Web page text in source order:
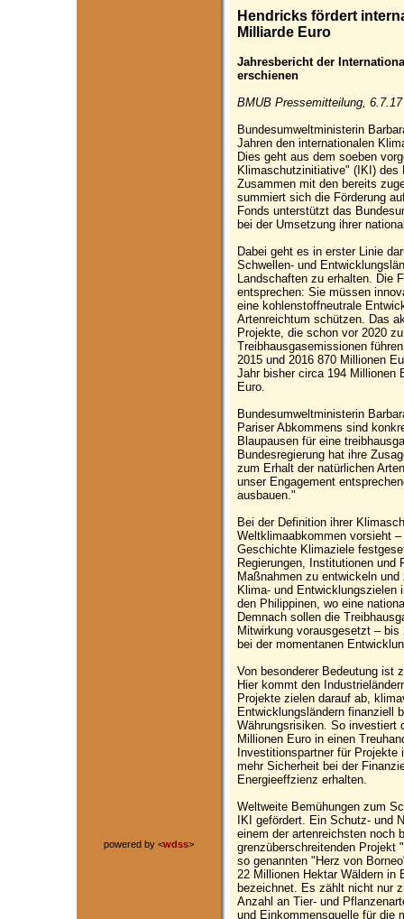
powered by <wdss>
Hendricks fördert
Milliarde Euro
Jahresbericht der
erschienen
BMUB Pressemitteilung, 6.7.17
Bundesumweltministerin
Jahren den internationalen
Dies geht aus dem soeben
Klimaschutzinitiative" (IKI) des
Zusammen mit den bereits
summiert sich die Förderung
Fonds unterstützt das
bei der Umsetzung ihrer
Dabei geht es in erster Linie
Schwellen- und
Landschaften zu erhalten. Die
entsprechen: Sie müssen
eine kohlenstoffneutrale
Artenreichtum schützen. Das
Projekte, die schon vor 2020
Treibhausgasemissionen
2015 und 2016 870 Millionen
Jahr bisher circa 194 Millionen
Euro.
Bundesumweltministerin
Pariser Abkommens sind
Blaupausen für eine
Bundesregierung hat ihre
zum Erhalt der natürlichen
unser Engagement
ausbauen."
Bei der Definition ihrer
Weltklimaabkommen vorsieht
Geschichte Klimaziele
Regierungen, Institutionen und
Maßnahmen zu entwickeln
Klima- und
den Philippinen, wo eine
Demnach sollen die
Mitwirkung vorausgesetzt –
bei der momentanen
Von besonderer Bedeutung ist
Hier kommt den
Projekte zielen darauf ab,
Entwicklungsländern finanziell
Währungsrisiken. So investiert
Millionen Euro in einen
Investitionspartner für Projekte
mehr Sicherheit bei der
Energieeffzienz erhalten.
Weltweite Bemühungen zum
IKI gefördert. Ein Schutz- und
einem der artenreichsten noch
grenzüberschreitenden Projekt
so genannten "Herz von
22 Millionen Hektar Wäldern in
bezeichnet. Es zählt nicht nur
Anzahl an Tier- und
und Einkommensquelle für die